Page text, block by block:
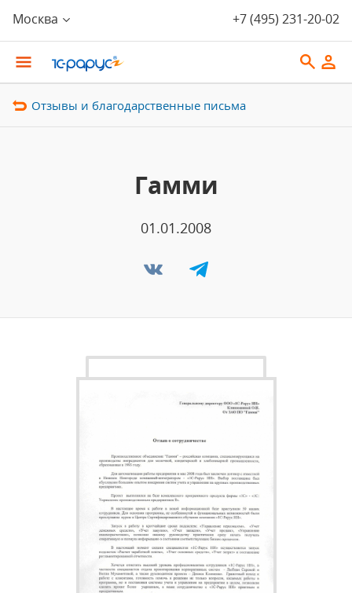
Москва +7 (495) 231-20-02
Отзывы и благодарственные письма
Гамми
01.01.2008